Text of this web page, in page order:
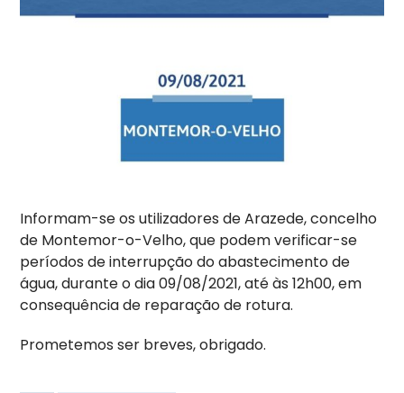
Informam-se os utilizadores de Arazede, concelho
de Montemor-o-Velho, que podem verificar-se
períodos de interrupção do abastecimento de
água, durante o dia 09/08/2021, até às 12h00, em
consequência de reparação de rotura.
Prometemos ser breves, obrigado.